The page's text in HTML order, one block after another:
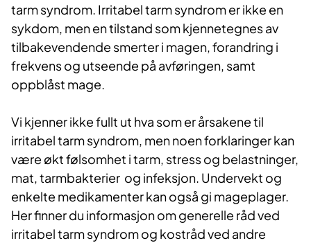
tarm syndrom. Irritabel tarm syndrom er ikke en
sykdom, men en tilstand som kjennetegnes av
tilbakevendende smerter i magen, forandring i
frekvens og utseende på avføringen, samt
oppblåst mage.
Vi kjenner ikke fullt ut hva som er årsakene til
irritabel tarm syndrom, men noen forklaringer kan
være økt følsomhet i tarm, stress og belastninger,
mat, tarmbakterier og infeksjon. Undervekt og
enkelte medikamenter kan også gi mageplager.
Her finner du informasjon om generelle råd ved
irritabel tarm syndrom og kostråd ved andre